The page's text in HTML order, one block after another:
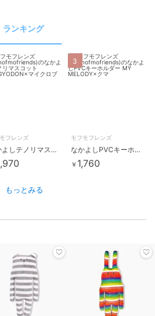
ランキング
フレンズ
なかよしテノリマスコット HANGYODON×マイクロブタ
モフモフレンズ
なかよしPVCキーホルダー MY MELODY×クマ
￥ 1,760
3
もっとみる